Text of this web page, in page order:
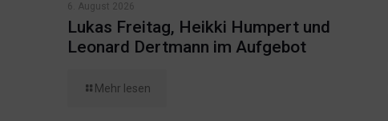
6. August 2026
Lukas Freitag, Heikki Humpert und
Leonard Dertmann im Aufgebot
Mehr lesen